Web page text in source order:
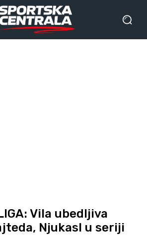
Vila ubedljiva
Njukasl u seriji